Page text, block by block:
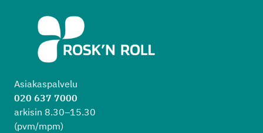
Asiakaspalvelu
020 637 7000
arkisin 8.30–15.30
(pvm/mpm)